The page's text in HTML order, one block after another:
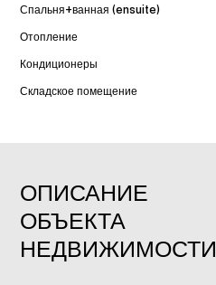
Спальня+ванная (ensuite)
Отопление
Кондиционеры
Складское помещение
ОПИСАНИЕ
ОБЪЕКТА
НЕДВИЖИМОСТИ